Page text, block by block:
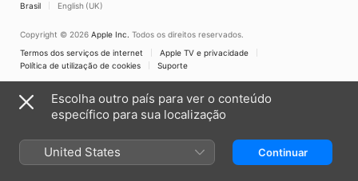
Brasil English (UK)
Copyright © 2026 Apple Inc. Todos os direitos reservados.
Termos dos serviços de internet
Apple TV e privacidade
Política de utilização de cookies
Suporte
Escolha outro país para ver o conteúdo
específico para sua localização
United States Continuar